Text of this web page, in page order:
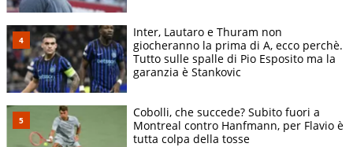
Inter, Lautaro e Thuram non
giocheranno la prima di A, ecco perchè.
Tutto sulle spalle di Pio Esposito ma la
garanzia è Stankovic
Cobolli, che succede? Subito fuori a
Montreal contro Hanfmann, per Flavio è
tutta colpa della tosse